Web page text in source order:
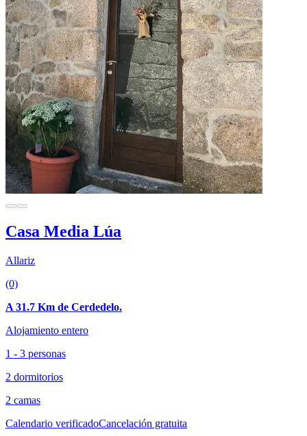
Casa Media Lúa
Allariz
(0)
A 31.7 Km de Cerdedelo.
Alojamiento entero
1 - 3 personas
2 dormitorios
2 camas
Calendario verificadoCancelación gratuita